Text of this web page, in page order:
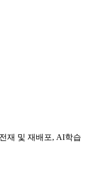
재 및 재배포, AI학습